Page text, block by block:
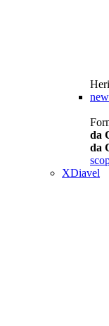
new
da
da
XDiavel